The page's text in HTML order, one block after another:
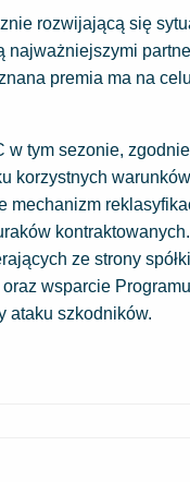
rozwijającą się
najważniejszymi
premia ma na
tym sezonie,
korzystnych
mechanizm
ze strony
wsparcie
ataku szkodników.